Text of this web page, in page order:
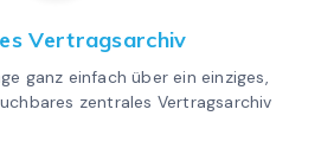
Vertragsarchiv
ganz einfach über ein einziges,
zentrales Vertragsarchiv